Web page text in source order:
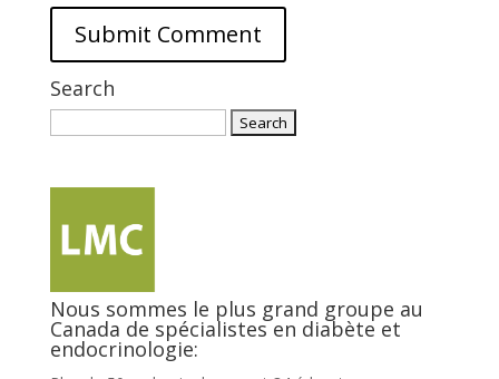
Search
Nous sommes le plus grand groupe au
Canada de spécialistes en diabète et
endocrinologie: